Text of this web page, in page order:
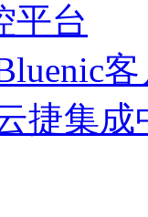
平台
捷集成